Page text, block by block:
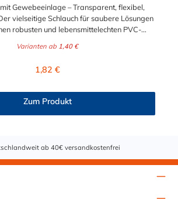
Gewebeeinlage – Transparent, flexibel,
vielseitige Schlauch für saubere Lösungen
robusten und lebensmittelechten PVC-
Unser transparenter PVC-Schlauch mit
Flexibilität. Geprüfte Qualität für
und Außendecke aus PVC sowie einer
Textil-Gewebeeinlage. Er wird TÜV-geprüft
produziert. In der transparenten und
transparent erfüllt darüber hinaus KTW-C
4
Medien geeignet: Wasser, Trinkwasser,
Varianten ab 1,40 €
Regulärer Preis:
1,82 €
Zum Produkt
ab 40€ versandkostenfrei